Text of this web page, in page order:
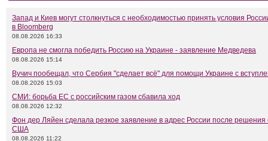
Запад и Киев могут столкнуться с необходимостью принять условия
в Bloomberg
08.08.2026 16:33
Европа не смогла победить Россию на Украине - заявление Медведева
08.08.2026 15:14
Вучич пообещал, что Сербия "сделает всё" для помощи Украине с
08.08.2026 15:03
СМИ: борьба ЕС с российским газом сбавила ход
08.08.2026 12:32
Фон дер Ляйен сделала резкое заявление в адрес России после решения
США
08.08.2026 11:22